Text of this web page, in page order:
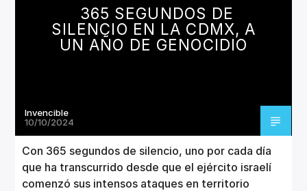
Invencible Radio
365 SEGUNDOS DE
SILENCIO EN LA CDMX, A
UN AÑO DE GENOCIDIO
Invencible
10/10/2024
Con 365 segundos de silencio, uno por cada día
que ha transcurrido desde que el ejército israelí
comenzó sus intensos ataques en territorio